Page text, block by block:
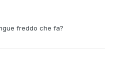
freddo che fa?